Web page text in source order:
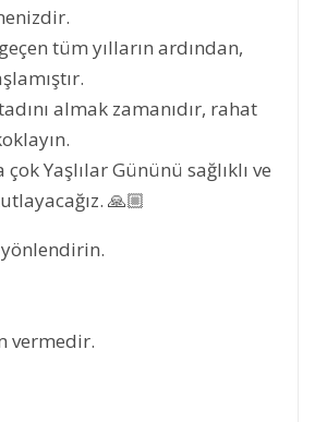
tüm yılların ardından,
almak zamanıdır, rahat
çok Yaşlılar Gününü sağlıklı ve
🙏🏼
vermedir.